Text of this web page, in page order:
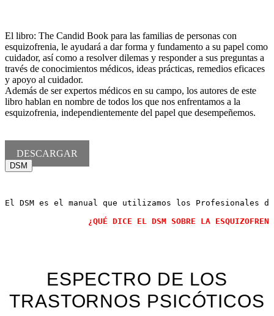
El libro: The Candid Book para las familias de personas con
esquizofrenia, le ayudará a dar forma y fundamento a su papel como
cuidador, así como a resolver dilemas y responder a sus preguntas a
través de conocimientos médicos, ideas prácticas, remedios eficaces
y apoyo al cuidador.
Además de ser expertos médicos en su campo, los autores de este
libro hablan en nombre de todos los que nos enfrentamos a la
esquizofrenia, independientemente del papel que desempeñemos.
DESCARGAR
DSM
El DSM es el manual que utilizamos los
¿QUÉ DICE EL DSM SOBRE LA
ESPECTRO DE LOS
TRASTORNOS PSICÓTICOS